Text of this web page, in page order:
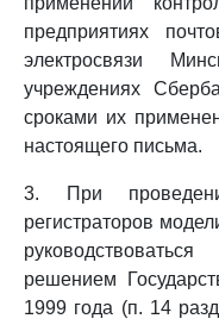
предприятиях
электросвязи
учреждениях
сроками их
настоящего письма.
3. При
регистраторов
решением
1999 года (п. 14